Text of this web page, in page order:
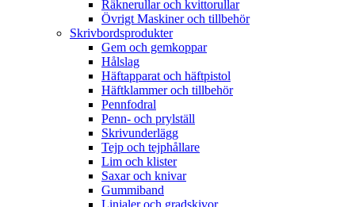
Räknerullar och kvittorullar
Övrigt Maskiner och tillbehör
Skrivbordsprodukter
Gem och gemkoppar
Hålslag
Häftapparat och häftpistol
Häftklammer och tillbehör
Pennfodral
Penn- och prylställ
Skrivunderlägg
Tejp och tejphållare
Lim och klister
Saxar och knivar
Gummiband
Linjaler och gradskivor